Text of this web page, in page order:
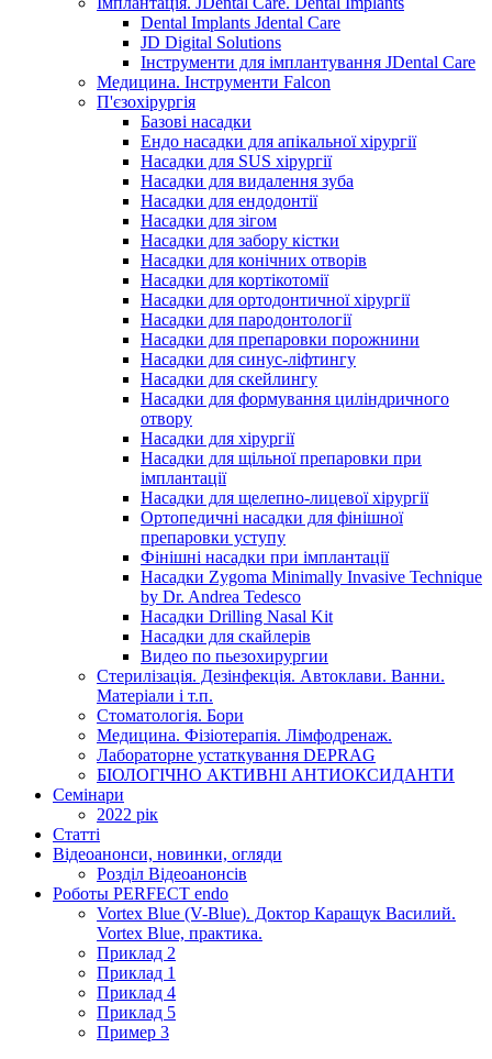
Dental Implants Jdental Care
JD Digital Solutions
Інструменти для імплантування JDental Care
Медицина. Інструменти Falcon
П'єзохірургія
Базові насадки
Ендо насадки для апікальної хірургії
Насадки для SUS хірургії
Насадки для видалення зуба
Насадки для ендодонтії
Насадки для зігом
Насадки для забору кістки
Насадки для конічних отворів
Насадки для кортікотомії
Насадки для ортодонтичної хірургії
Насадки для пародонтології
Насадки для препаровки порожнини
Насадки для синус-ліфтингу
Насадки для скейлингу
Насадки для формування циліндричного
отвору
Насадки для хірургії
Насадки для щільної препаровки при
імплантації
Насадки для щелепно-лицевої хірургії
Ортопедичні насадки для фінішної
препаровки уступу
Фінішні насадки при імплантації
Насадки Zygoma Minimally Invasive Technique
by Dr. Andrea Tedesco
Насадки Drilling Nasal Kit
Насадки для скайлерів
Видео по пьезохирургии
Стерилізація. Дезінфекція. Автоклави. Ванни.
Матеріали і т.п.
Стоматологія. Бори
Медицина. Фізіотерапія. Лімфодренаж.
Лабораторне устаткування DEPRAG
БІОЛОГІЧНО АКТИВНІ АНТИОКСИДАНТИ
Семінари
2022 рік
Статті
Відеоанонси, новинки, огляди
Розділ Відеоанонсів
Роботы PERFECT endo
Vortex Blue (V-Blue). Доктор Каращук Василий.
Vortex Blue, практика.
Приклад 2
Приклад 1
Приклад 4
Приклад 5
Пример 3